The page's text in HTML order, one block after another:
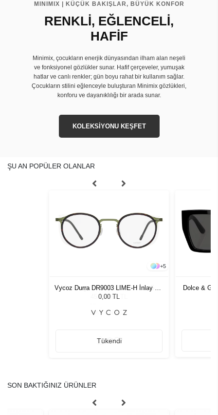
MINIMIX | KÜÇÜK BAKIŞLAR, BÜYÜK KONFOR
RENKLİ, EĞLENCELİ,
HAFİF
Minimix, çocukların enerjik dünyasından ilham alan neşeli
ve fonksiyonel gözlükler sunar. Hafif çerçeveler, yumuşak
hatlar ve canlı renkler; gün boyu rahat bir kullanım sağlar.
Çocukların stilini eğlenceyle buluşturan Minimix gözlükleri,
konforu ve dayanıklılığı bir arada sunar.
KOLEKSİYONU KEŞFET
ŞU AN POPÜLER OLANLAR
+5
Vycoz Durra DR9003 LIME-H İnlay 47-
21
0,00 TL
Tükendi
Dolce &
SON BAKTIĞINIZ ÜRÜNLER